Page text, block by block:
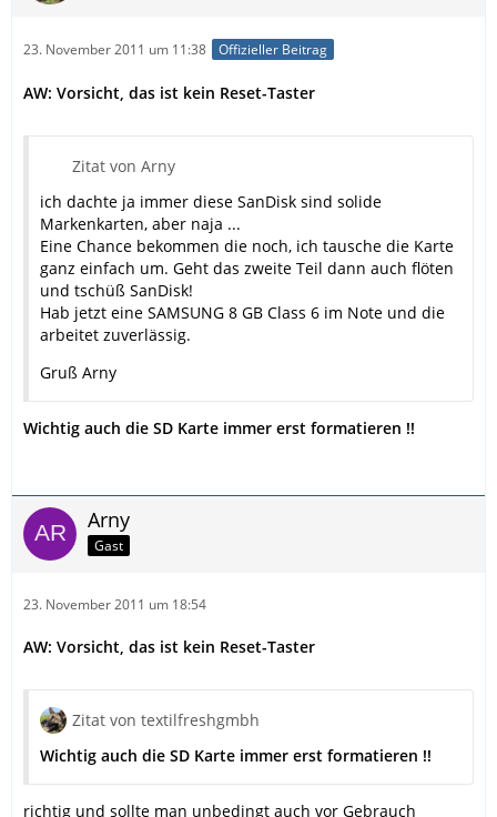
23. November 2011 um 11:38 Offizieller Beitrag
AW: Vorsicht, das ist kein Reset-Taster
Zitat von Arny
ich dachte ja immer diese SanDisk sind solide
Markenkarten, aber naja ...
Eine Chance bekommen die noch, ich tausche die Karte
ganz einfach um. Geht das zweite Teil dann auch flöten
und tschüß SanDisk!
Hab jetzt eine SAMSUNG 8 GB Class 6 im Note und die
arbeitet zuverlässig.
Gruß Arny
Wichtig auch die SD Karte immer erst formatieren !!
Arny
Gast
23. November 2011 um 18:54
AW: Vorsicht, das ist kein Reset-Taster
Zitat von textilfreshgmbh
Wichtig auch die SD Karte immer erst formatieren !!
richtig und sollte man unbedingt auch vor Gebrauch